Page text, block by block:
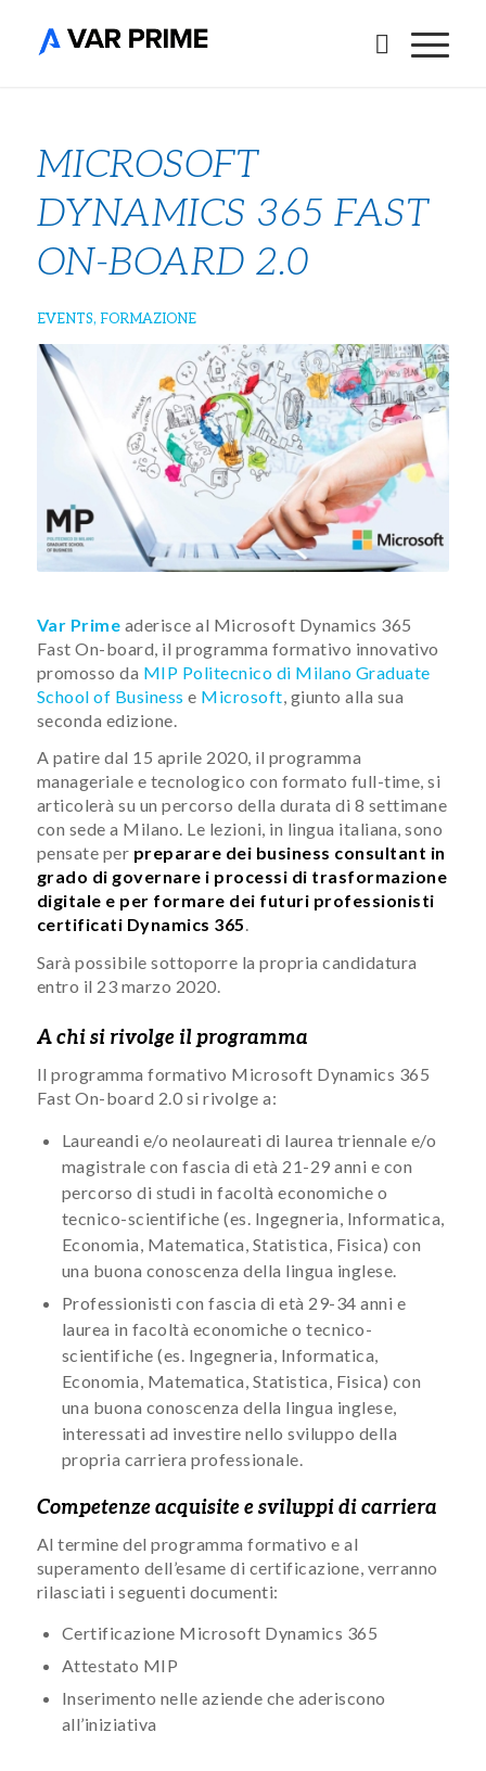
MICROSOFT
DYNAMICS 365 FAST
ON-BOARD 2.0
EVENTS, FORMAZIONE
Var Prime aderisce al Microsoft Dynamics 365
Fast On-board, il programma formativo innovativo
promosso da MIP Politecnico di Milano Graduate
School of Business e Microsoft , giunto alla sua
seconda edizione.
A patire dal 15 aprile 2020, il programma
manageriale e tecnologico con formato full-time, si
articolerà su un percorso della durata di 8 settimane
con sede a Milano. Le lezioni, in lingua italiana, sono
pensate per preparare dei business consultant in
grado di governare i processi di trasformazione
digitale e per formare dei futuri professionisti
certificati Dynamics 365.
Sarà possibile sottoporre la propria candidatura
entro il 23 marzo 2020.
A chi si rivolge il programma
Il programma formativo Microsoft Dynamics 365
Fast On-board 2.0 si rivolge a:
Laureandi e/o neolaureati di laurea triennale e/o
magistrale con fascia di età 21-29 anni e con
percorso di studi in facoltà economiche o
tecnico-scientifiche (es. Ingegneria, Informatica,
Economia, Matematica, Statistica, Fisica) con
una buona conoscenza della lingua inglese.
Professionisti con fascia di età 29-34 anni e
laurea in facoltà economiche o tecnico-
scientifiche (es. Ingegneria, Informatica,
Economia, Matematica, Statistica, Fisica) con
una buona conoscenza della lingua inglese,
interessati ad investire nello sviluppo della
propria carriera professionale.
Competenze acquisite e sviluppi di carriera
Al termine del programma formativo e al
superamento dell’esame di certificazione, verranno
rilasciati i seguenti documenti:
Certificazione Microsoft Dynamics 365
Attestato MIP
Inserimento nelle aziende che aderiscono
all’iniziativa